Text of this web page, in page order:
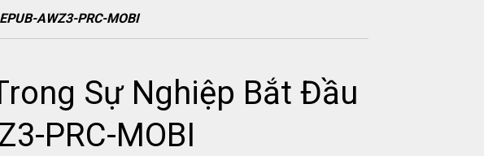
AWZ3-PRC-MOBI
Sự Nghiệp Bắt Đầu
PRC-MOBI